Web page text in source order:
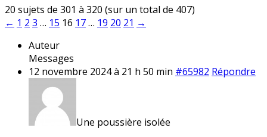
20 sujets de 301 à 320 (sur un total de 407)
← 1 2 3 … 15 16 17… 19 20 21 →
Auteur
Messages
12 novembre 2024 à 21 h 50 min #65982 Répondre
Une poussière isolée